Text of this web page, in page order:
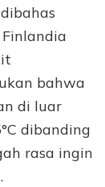
bahwa
di luar
dibanding
rasa ingin